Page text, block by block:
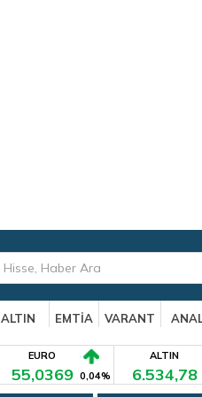
ALTIN EMTİA VARANT
EURO
55,0369 0,04%
ALTIN
6.534,78